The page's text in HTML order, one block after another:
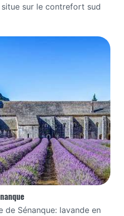
sur le contrefort sud
de Sénanque: lavande en